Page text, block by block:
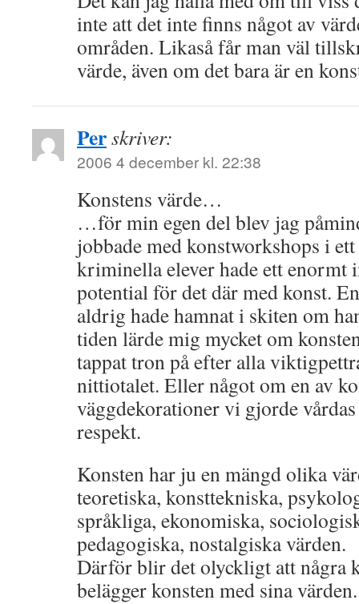
inte att det inte finns något av
områden. Likaså får man väl
värde, även om det bara är en
Perskriver:
2006 4 december kl. 22:38
Konstens värde…
…för min egen del blev jag
jobbade med konstworkshops i
kriminella elever hade ett enormt
potential för det där med konst.
aldrig hade hamnat i skiten om
tiden lärde mig mycket om
tappat tron på efter alla
nittiotalet. Eller något om en av
väggdekorationer vi gjorde
respekt.
Konsten har ju en mängd olika
teoretiska, konsttekniska,
språkliga, ekonomiska,
pedagogiska, nostalgiska värden.
Därför blir det olyckligt att några
belägger konsten med sina värden.